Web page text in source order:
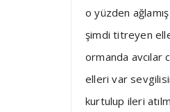
o yüzden
şimdi titreyen
ormanda avcılar
elleri var
kurtulup ileri